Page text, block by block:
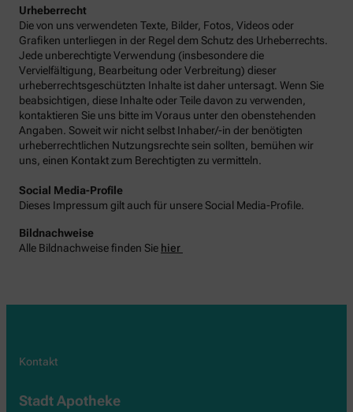
Urheberrecht
Die von uns verwendeten Texte, Bilder, Fotos, Videos oder
Grafiken unterliegen in der Regel dem Schutz des Urheberrechts.
Jede unberechtigte Verwendung (insbesondere die
Vervielfältigung, Bearbeitung oder Verbreitung) dieser
urheberrechtsgeschützten Inhalte ist daher untersagt. Wenn Sie
beabsichtigen, diese Inhalte oder Teile davon zu verwenden,
kontaktieren Sie uns bitte im Voraus unter den obenstehenden
Angaben. Soweit wir nicht selbst Inhaber/-in der benötigten
urheberrechtlichen Nutzungsrechte sein sollten, bemühen wir
uns, einen Kontakt zum Berechtigten zu vermitteln.
Social Media-Profile
Dieses Impressum gilt auch für unsere Social Media-Profile.
Bildnachweise
Alle Bildnachweise finden Sie hier
Kontakt
Stadt Apotheke